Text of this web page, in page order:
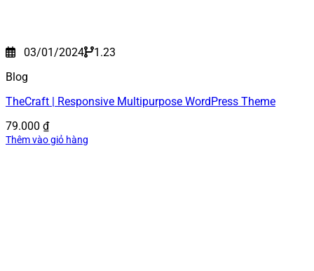
03/01/2024
1.23
Blog
TheCraft | Responsive Multipurpose WordPress Theme
79.000 ₫
Thêm vào giỏ hàng